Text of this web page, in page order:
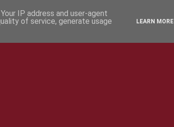
IP address and user-agent
of service, generate usage
LEARN MORE